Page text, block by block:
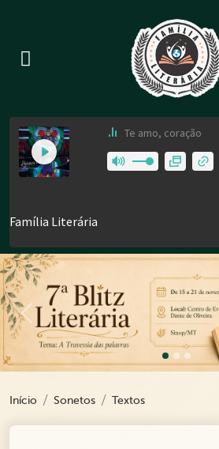
Previous
Início Sonetos Textos